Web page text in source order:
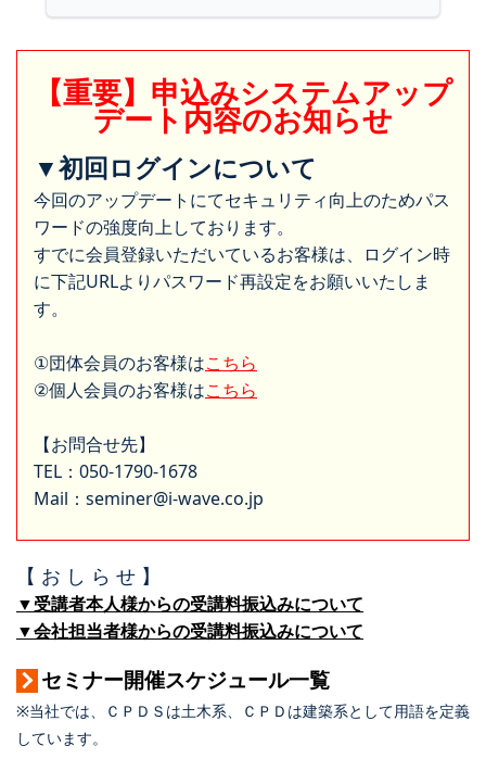
【重要】申込みシステムアップ
デート内容のお知らせ
▼初回ログインについて
今回のアップデートにてセキュリティ向上のためパス
ワードの強度向上しております。
すでに会員登録いただいているお客様は、ログイン時
に下記URLよりパスワード再設定をお願いいたしま
す。
①団体会員のお客様はこちら
②個人会員のお客様はこちら
【お問合せ先】
TEL：050-1790-1678
Mail：seminer@i-wave.co.jp
【 お し ら せ 】
▼受講者本人様からの受講料振込みについて
▼会社担当者様からの受講料振込みについて
セミナー開催スケジュール一覧
※当社では、ＣＰＤＳは土木系、ＣＰＤは建築系として用語を定義
しています。